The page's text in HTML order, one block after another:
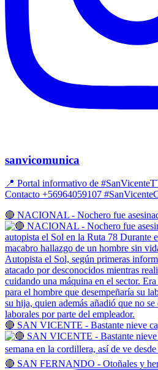
sanvicomunica
📍 Portal informativo de
Contacto +56964059107
🔴 NACIONAL - Nochero fue
🔴 SAN VICENTE - Bastante nieve
🔴 SAN FERNANDO - Otoñales y